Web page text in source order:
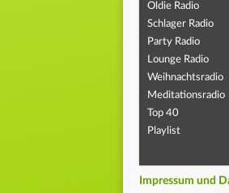
Oldie Radio
Schlager Radio
Party Radio
Lounge Radio
Weihnachtsradio
Meditationsradio
Top 40
Playlist
Impressum und